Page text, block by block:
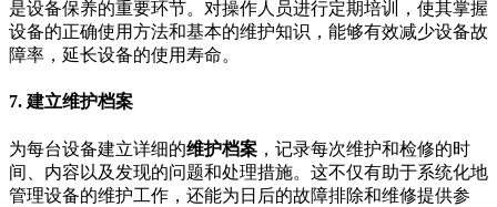
是设备保养的重要环节。对操作人员进行定期培训，使其掌握
设备的正确使用方法和基本的维护知识，能够有效减少设备故
障率，延长设备的使用寿命。
7. 建立维护档案
为每台设备建立详细的维护档案 ，记录每次维护和检修的时
间、内容以及发现的问题和处理措施。这不仅有助于系统化地
管理设备的维护工作，还能为日后的故障排除和维修提供参